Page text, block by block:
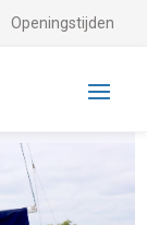
Openingstijden